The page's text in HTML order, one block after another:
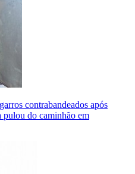
contrabandeados após
pulou do caminhão em